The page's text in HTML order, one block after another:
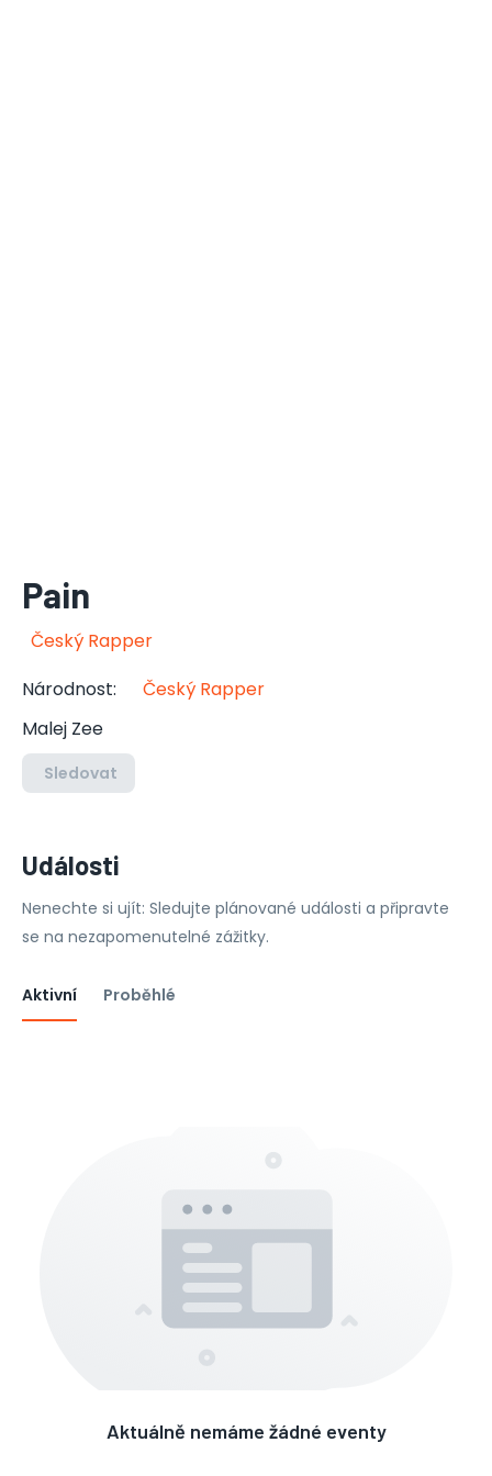
Pain
Český Rapper
Národnost:
Český Rapper
Malej Zee
Sledovat
Události
Nenechte si ujít: Sledujte plánované události a připravte
se na nezapomenutelné zážitky.
Aktivní Proběhlé
Aktuálně nemáme žádné eventy